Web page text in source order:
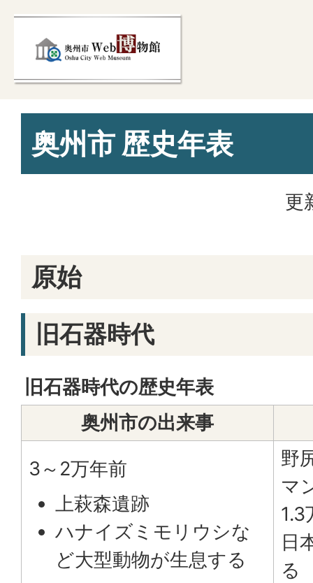
奥州市 歴史年表
更
原始
旧石器時代
旧石器時代の歴史年表
奥州市の出来事
3～2万年前
上萩森遺跡
ハナイズミモリウシな
ど大型動物が生息する
野
マ
1.3
日
る